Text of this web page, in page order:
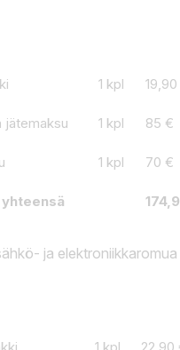
1 kpl
jätemaksu 1 kpl 85 €
1 kpl 70 €
ja elektroniikkaromua